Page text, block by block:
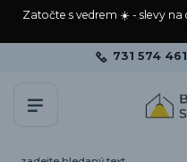
Zatočte s vedrem ☀️ - slevy
731 574 461